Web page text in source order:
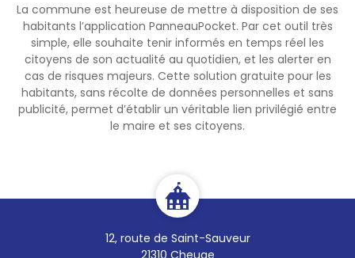
La commune est heureuse de mettre à disposition de ses
habitants l’application PanneauPocket. Par cet outil très
simple, elle souhaite tenir informés en temps réel les
citoyens de son actualité au quotidien, et les alerter en
cas de risques majeurs. Cette solution gratuite pour les
habitants, sans récolte de données personnelles et sans
publicité, permet d’établir un véritable lien privilégié entre
le maire et ses citoyens.
12, route de Saint-Sauveur
21310 Cheuge